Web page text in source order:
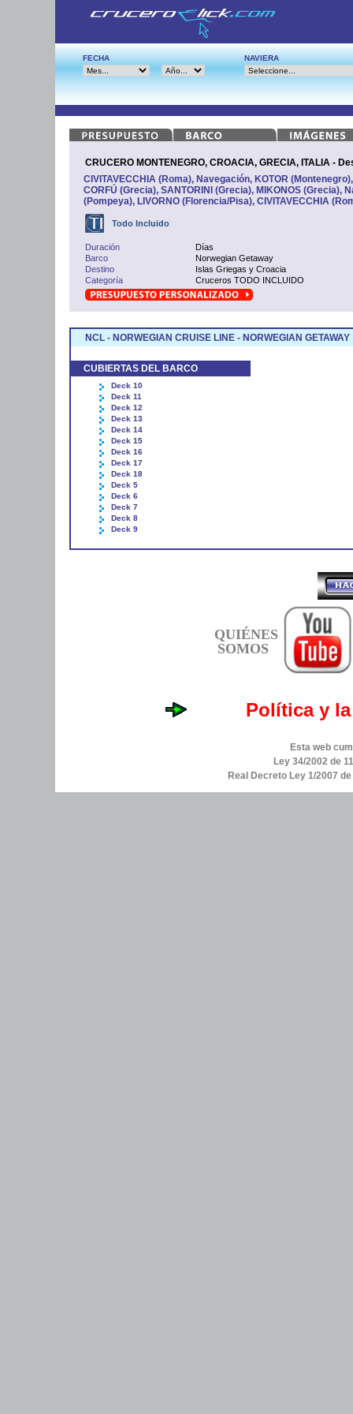
FECHA NAVIERA
CRUCERO MONTENEGRO, CROACIA, GRECIA, ITALIA -
CIVITAVECCHIA (Roma), Navegación, KOTOR
CORFÚ (Grecia), SANTORINI (Grecia), MIKONOS (Grecia),
(Pompeya), LIVORNO (Florencia/Pisa), CIVITAVECCHIA
Todo Incluido
Duración
Días
Barco
Norwegian Getaway
Destino
Islas Griegas y Croacia
Categoría
Cruceros TODO INCLUIDO
NCL - NORWEGIAN CRUISE LINE - NORWEGIAN GETAWAY
CUBIERTAS DEL BARCO
Deck 10
Deck 11
Deck 12
Deck 13
Deck 14
Deck 15
Deck 16
Deck 17
Deck 18
Deck 5
Deck 6
Deck 7
Deck 8
Deck 9
QUIÉNES
SOMOS
Política y
Esta web
Ley 34/2002 de
Real Decreto Ley 1/2007